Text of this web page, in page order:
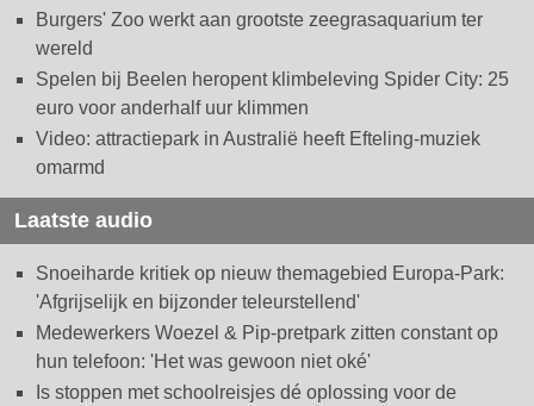
Burgers' Zoo werkt aan grootste zeegrasaquarium ter
wereld
Spelen bij Beelen heropent klimbeleving Spider City: 25
euro voor anderhalf uur klimmen
Video: attractiepark in Australië heeft Efteling-muziek
omarmd
Laatste audio
Snoeiharde kritiek op nieuw themagebied Europa-Park:
'Afgrijselijk en bijzonder teleurstellend'
Medewerkers Woezel & Pip-pretpark zitten constant op
hun telefoon: 'Het was gewoon niet oké'
Is stoppen met schoolreisjes dé oplossing voor de